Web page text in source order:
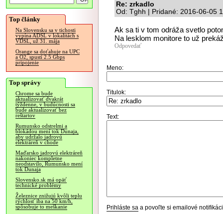
Top články
Na Slovensku sa v tichosti
vypína ADSL v lokalitách s
VDSL, už 31. mája
Orange sa doťahuje na UPC
a O2, spustí 2.5 Gbps
pripojenie
Top správy
Chrome sa bude
aktualizovať dvakrát
týždenne, v budúcnosti sa
bude aktualizovať bez
reštartov
Rumunsko odstrelmi a
blokádou mení tok Dunaja,
aby udržalo jadrovú
elektráreň v chode
Maďarsko jadrovú elektráreň
nakoniec kompletne
neodstavilo, Rumunsko mení
tok Dunaja
Slovensko.sk má opäť
technické problémy
Železnice znižujú kvôli teplu
rýchlosť iba na 50 km/h,
spôsobuje to meškanie
Re: zrkadlo
Od: Tghh | Pridané: 2016-06-05
Ak sa ti v tom odráža svetlo
Na lesklom monitore to už
Odpovedať
Meno:
Titulok:
Text:
Prihláste sa a povoľte si emailové